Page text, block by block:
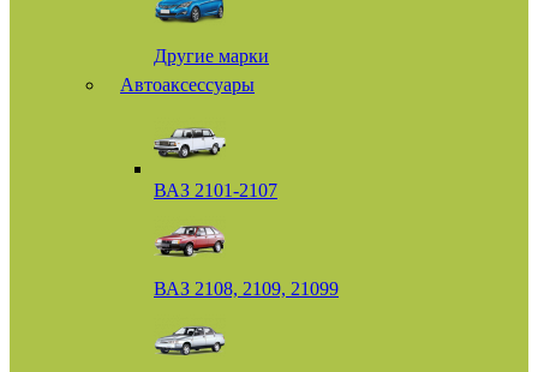
Другие марки
Автоаксессуары
ВАЗ 2101-2107
ВАЗ 2108, 2109, 21099